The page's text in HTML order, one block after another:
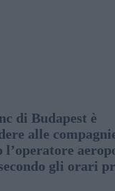
di Budapest è
alle
gli orari